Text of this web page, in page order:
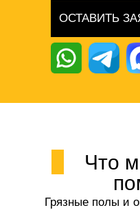
ОСТАВИТЬ
Что
Грязные полы и